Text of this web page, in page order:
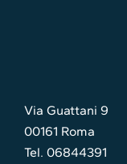
Via Guattani 9
00161 Roma
Tel. 06844391